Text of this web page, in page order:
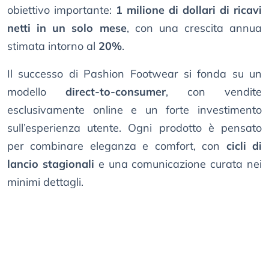
obiettivo importante: 1 milione di dollari di ricavi
netti in un solo mese, con una crescita annua
stimata intorno al 20%.
Il successo di Pashion Footwear si fonda su un
modello direct-to-consumer, con vendite
esclusivamente online e un forte investimento
sull’esperienza utente. Ogni prodotto è pensato
per combinare eleganza e comfort, con cicli di
lancio stagionali e una comunicazione curata nei
minimi dettagli.